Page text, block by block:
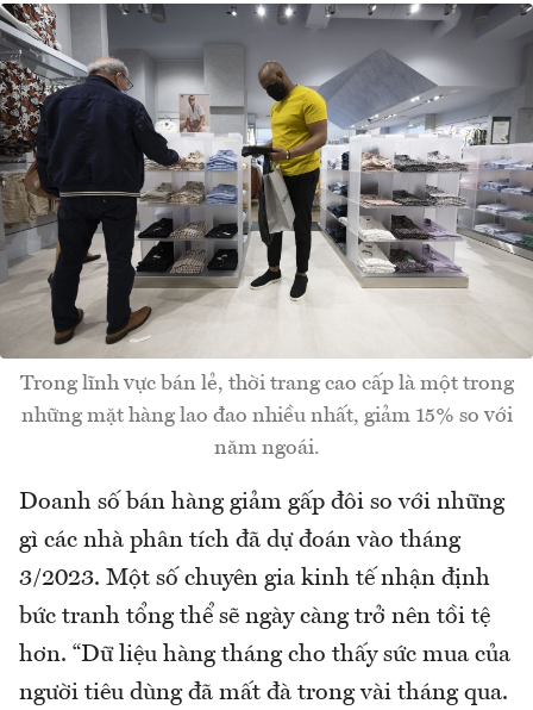
Trong lĩnh vực bán lẻ, thời trang cao cấp là một trong
những mặt hàng lao đao nhiều nhất, giảm 15% so với
năm ngoái.
Doanh số bán hàng giảm gấp đôi so với những
gì các nhà phân tích đã dự đoán vào tháng
3/2023. Một số chuyên gia kinh tế nhận định
bức tranh tổng thể sẽ ngày càng trở nên tồi tệ
hơn. “Dữ liệu hàng tháng cho thấy sức mua của
người tiêu dùng đã mất đà trong vài tháng qua.